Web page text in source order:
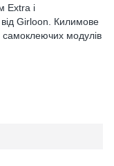
Extra і
Girloon. Килимове
самоклеючих модулів